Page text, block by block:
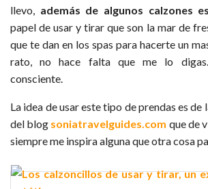
llevo, además de algunos calzones
papel de usar y tirar que son la mar de
que te dan en los spas para hacerte un
rato, no hace falta que me lo digas.
consciente.
La idea de usar este tipo de prendas es de
del blog soniatravelguides.com que de
siempre me inspira alguna que otra cosa